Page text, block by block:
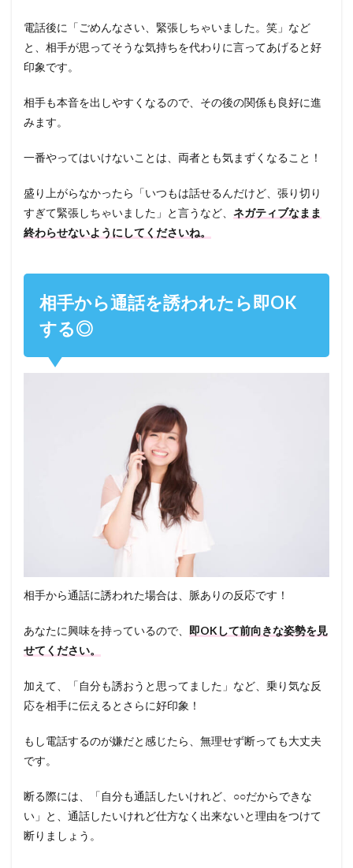
電話後に「ごめんなさい、緊張しちゃいました。笑」など
と、相手が思ってそうな気持ちを代わりに言ってあげると好
印象です。
相手も本音を出しやすくなるので、その後の関係も良好に進
みます。
一番やってはいけないことは、両者とも気まずくなること！
盛り上がらなかったら「いつもは話せるんだけど、張り切り
すぎて緊張しちゃいました」と言うなど、 ネガティブなまま
終わらせないようにしてくださいね。
相手から通話を誘われたら即OK
する◎
相手から通話に誘われた場合は、脈ありの反応です！
あなたに興味を持っているので、 即OKして前向きな姿勢を見
せてください。
加えて、「自分も誘おうと思ってました」など、乗り気な反
応を相手に伝えるとさらに好印象！
もし電話するのが嫌だと感じたら、無理せず断っても大丈夫
です。
断る際には、「自分も通話したいけれど、○○だからできな
い」と、通話したいけれど仕方なく出来ないと理由をつけて
断りましょう。